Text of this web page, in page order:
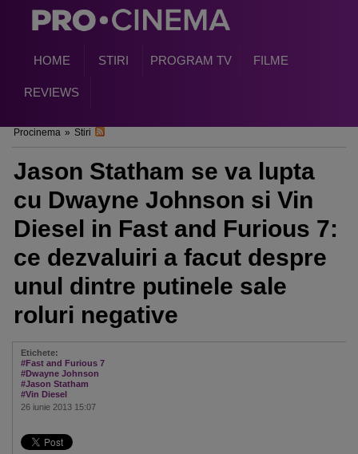
HOME STIRI PROGRAM TV FILME
REVIEWS
Procinema » Stiri
Jason Statham se va lupta
cu Dwayne Johnson si Vin
Diesel in Fast and Furious 7:
ce dezvaluiri a facut despre
unul dintre putinele sale
roluri negative
Etichete:
#Fast and Furious 7
#Dwayne Johnson
#Jason Statham
#Vin Diesel
26 iunie 2013 15:07